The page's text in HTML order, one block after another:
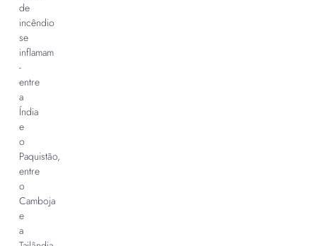
de
incêndio
se
inflamam
-
entre
a
Índia
e
o
Paquistão,
entre
o
Camboja
e
a